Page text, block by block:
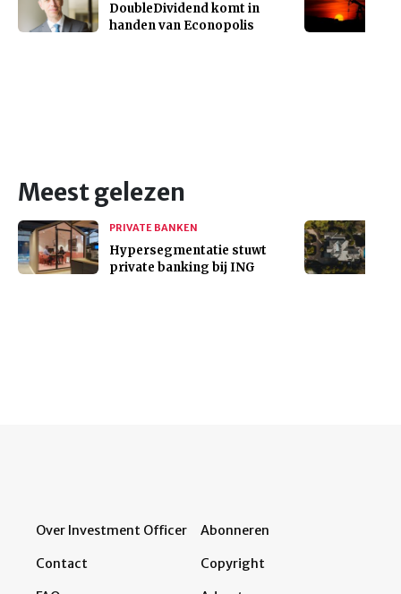
DoubleDividend komt in
handen van Econopolis
Meest gelezen
PRIVATE BANKEN
Hypersegmentatie stuwt
private banking bij ING
Over Investment Officer
Contact
Abonneren
Copyright